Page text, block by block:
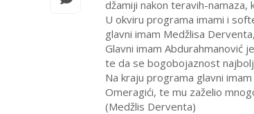
džamiji nakon teravih-
U okviru programa imami i
glavni imam Medžlisa
Glavni imam Abdurahmanović
te da se bogobojaznost
Na kraju programa glavni
Omeragići, te mu zaželio
(Medžlis Derventa)